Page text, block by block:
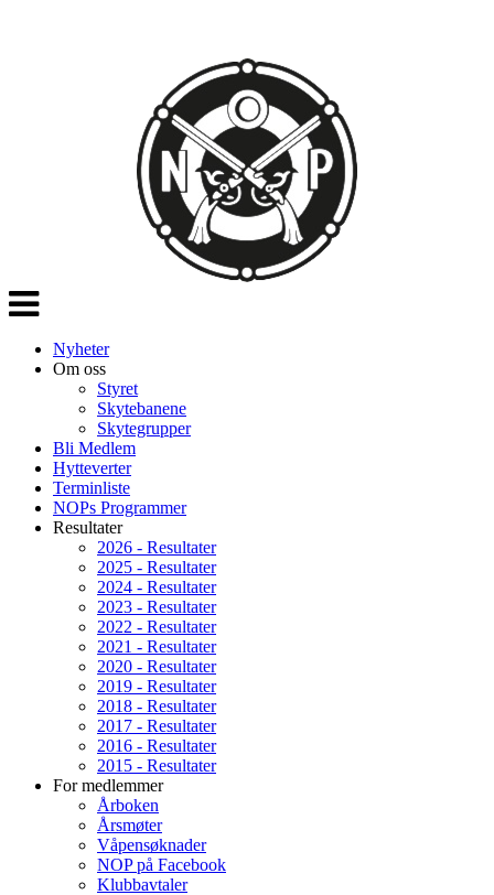
Veksle
navigasjon
Nyheter
Om oss
Styret
Skytebanene
Skytegrupper
Bli Medlem
Hytteverter
Terminliste
NOPs Programmer
Resultater
2026 - Resultater
2025 - Resultater
2024 - Resultater
2023 - Resultater
2022 - Resultater
2021 - Resultater
2020 - Resultater
2019 - Resultater
2018 - Resultater
2017 - Resultater
2016 - Resultater
2015 - Resultater
For medlemmer
Årboken
Årsmøter
Våpensøknader
NOP på Facebook
Klubbavtaler